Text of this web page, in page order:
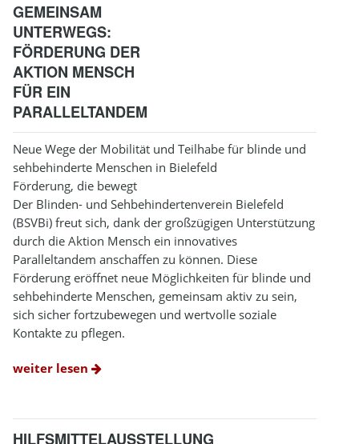
GEMEINSAM
UNTERWEGS:
FÖRDERUNG DER
AKTION MENSCH
FÜR EIN
PARALLELTANDEM
Neue Wege der Mobilität und Teilhabe für blinde und
sehbehinderte Menschen in Bielefeld
Förderung, die bewegt
Der Blinden- und Sehbehindertenverein Bielefeld
(BSVBi) freut sich, dank der großzügigen Unterstützung
durch die Aktion Mensch ein innovatives
Paralleltandem anschaffen zu können. Diese
Förderung eröffnet neue Möglichkeiten für blinde und
sehbehinderte Menschen, gemeinsam aktiv zu sein,
sich sicher fortzubewegen und wertvolle soziale
Kontakte zu pflegen.
weiter lesen
HILFSMITTELAUSSTELLUNG